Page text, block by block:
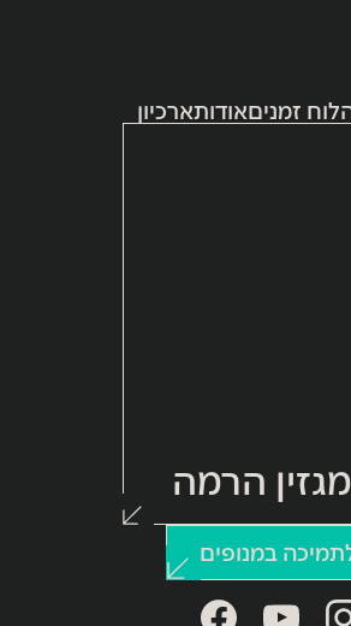
לוח זמניםאודותארכיון
מגזין הרמה
במנופים >
youtube
facebook